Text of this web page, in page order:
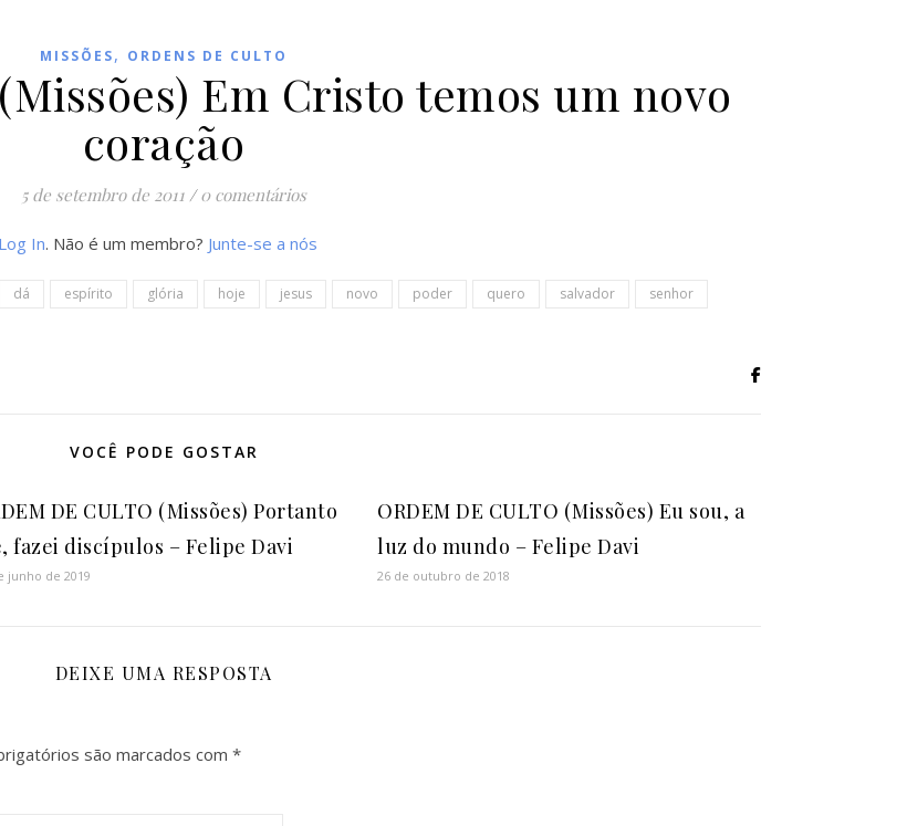
MISSÕES, ORDENS DE CULTO
Em Cristo temos um novo
coração
5 de setembro de 2011 / 0 comentários
Log In. Não é um membro? Junte-se a nós
dá espírito glória hoje jesus novo poder quero salvador
senhor
VOCÊ PODE GOSTAR
DE CULTO (Missões) Portanto
fazei discípulos – Felipe Davi
junho de 2019
ORDEM DE CULTO (Missões) Eu sou, a
luz do mundo – Felipe Davi
26 de outubro de 2018
DEIXE UMA RESPOSTA
são marcados com *